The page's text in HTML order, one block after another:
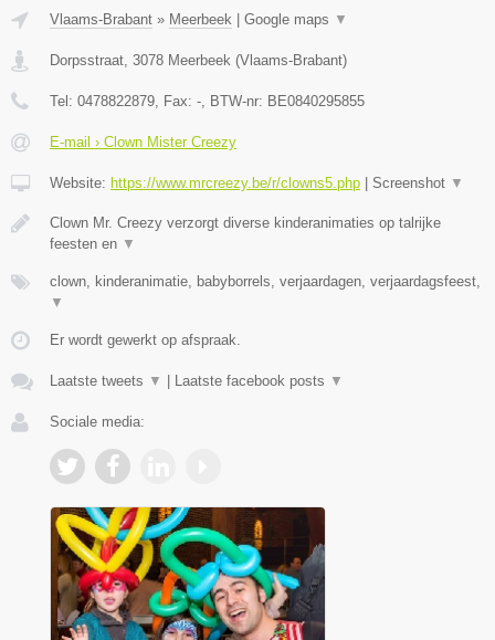
Vlaams-Brabant » Meerbeek Google maps ▼
Dorpsstraat, 3078 Meerbeek (Vlaams-Brabant)
Tel: 0478822879, Fax: -, BTW-nr: BE0840295855
E-mail › Clown Mister Creezy
Website: https://www.mrcreezy.be/r/clowns5.php Screenshot ▼
Clown Mr. Creezy verzorgt diverse kinderanimaties op talrijke
feesten en ▼
clown, kinderanimatie, babyborrels, verjaardagen, verjaardagsfeest,
▼
Er wordt gewerkt op afspraak.
Laatste tweets ▼ Laatste facebook posts ▼
Sociale media: